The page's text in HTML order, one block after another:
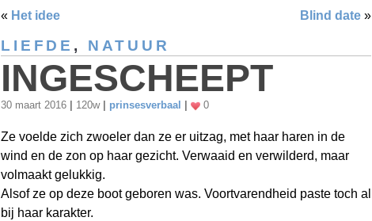
« Het idee Blind date »
LIEFDE , NATUUR
INGESCHEEPT
30 maart 2016 120w prinsesverbaal 0
Ze voelde zich zwoeler dan ze er uitzag, met haar haren in de
wind en de zon op haar gezicht. Verwaaid en verwilderd, maar
volmaakt gelukkig.
Alsof ze op deze boot geboren was. Voortvarendheid paste toch al
bij haar karakter.